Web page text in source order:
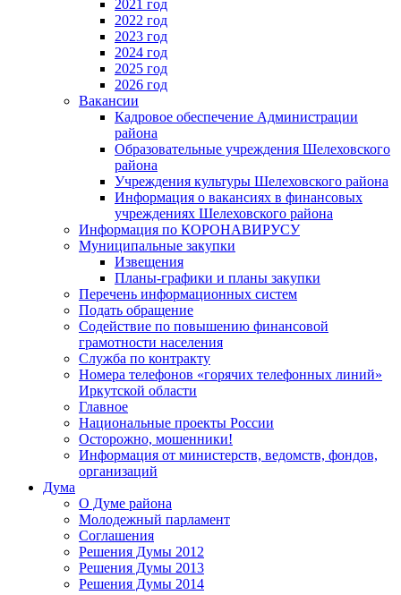
2021 год
2022 год
2023 год
2024 год
2025 год
2026 год
Вакансии
Кадровое обеспечение Администрации
района
Образовательные учреждения Шелеховского
района
Учреждения культуры Шелеховского района
Информация о вакансиях в финансовых
учреждениях Шелеховского района
Информация по КОРОНАВИРУСУ
Муниципальные закупки
Извещения
Планы-графики и планы закупки
Перечень информационных систем
Подать обращение
Содействие по повышению финансовой
грамотности населения
Служба по контракту
Номера телефонов «горячих телефонных линий»
Иркутской области
Главное
Национальные проекты России
Осторожно, мошенники!
Информация от министерств, ведомств, фондов,
организаций
Дума
О Думе района
Молодежный парламент
Соглашения
Решения Думы 2012
Решения Думы 2013
Решения Думы 2014